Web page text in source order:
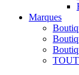
Marques